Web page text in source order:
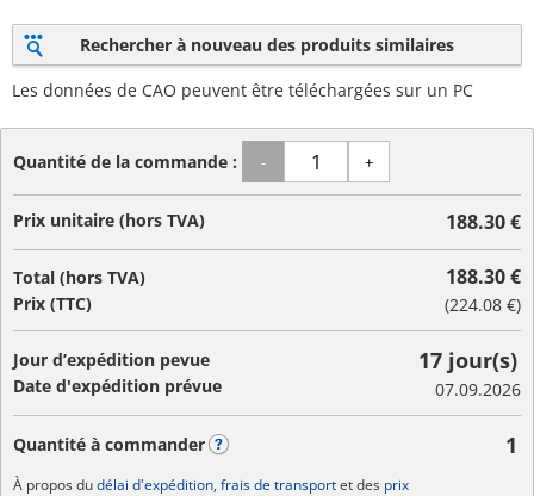
Rechercher à nouveau des produits similaires
Les données de CAO peuvent être téléchargées sur un PC
Quantité de la commande : - +
Prix unitaire (hors TVA) 188.30 €
Total (hors TVA)
Prix (TTC)
188.30 €
(224.08 €)
Jour d’expédition pevue
Date d'expédition prévue
17 jour(s)
07.09.2026
Quantité à commander 1
À propos dudélai d'expédition, frais de transportet des prix